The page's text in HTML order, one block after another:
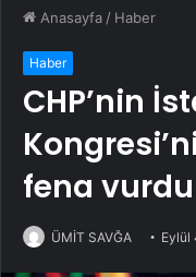
Anasayfa / Haber
Haber
CHP’nin
fena vurdu
ÜMİT SAVĞA Eylül